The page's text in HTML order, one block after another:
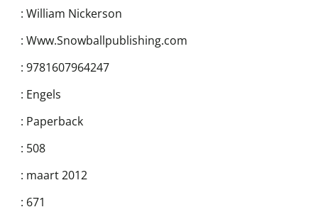
: William Nickerson
: Www.Snowballpublishing.com
: 9781607964247
: Engels
: Paperback
: 508
: maart 2012
: 671